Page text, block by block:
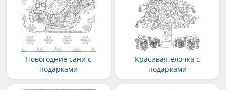
Новогодние сани с
подарками
Красивая ёлочка с
подарками